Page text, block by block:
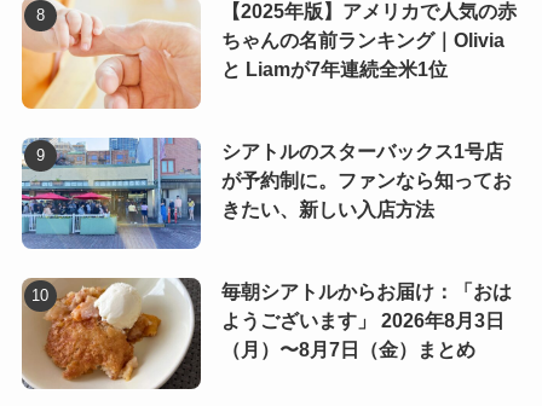
【2025年版】アメリカで人気の赤
ちゃんの名前ランキング｜Olivia
と Liamが7年連続全米1位
シアトルのスターバックス1号店
が予約制に。ファンなら知ってお
きたい、新しい入店方法
毎朝シアトルからお届け：「おは
ようございます」 2026年8月3日
（月）〜8月7日（金）まとめ